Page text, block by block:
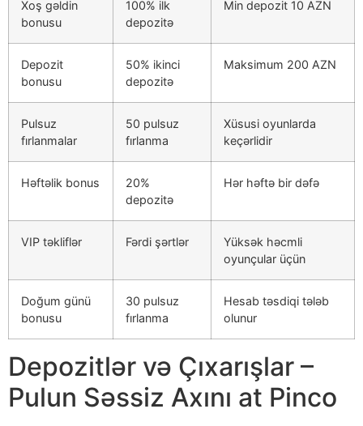
Xoş gəldin
bonusu
100% ilk
depozitə
Min depozit 10 AZN
Depozit
bonusu
50% ikinci
depozitə
Maksimum 200 AZN
Pulsuz
fırlanmalar
50 pulsuz
fırlanma
Xüsusi oyunlarda
keçərlidir
Həftəlik bonus
20%
depozitə
Hər həftə bir dəfə
VIP təkliflər Fərdi şərtlər
Yüksək həcmli
oyunçular üçün
Doğum günü
bonusu
30 pulsuz
fırlanma
Hesab təsdiqi tələb
olunur
Depozitlər və Çıxarışlar –
Pulun Səssiz Axını at Pinco